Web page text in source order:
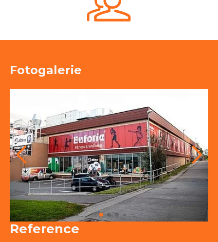
Fotogalerie
Reference